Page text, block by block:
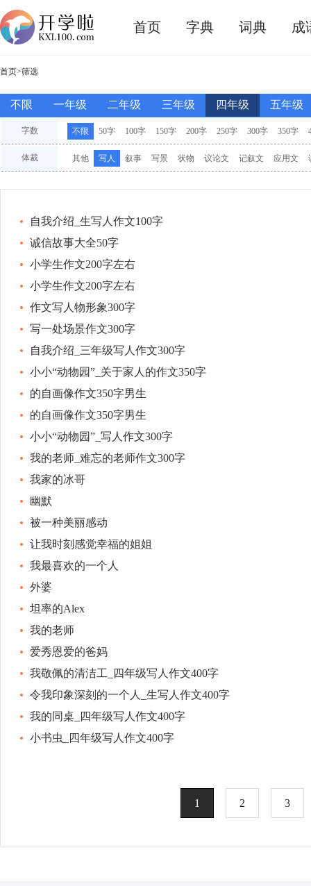
首页 字典 词典 成
首页>筛选
不限 一年级 二年级 三年级 四年级 五年级
字数 不限 50字 100字 150字 200字 250字 300字 350字
3000字
其他
体裁
其他 写人 叙事 写景 状物 议论文 记叙文 应用文
自我介绍_生写人作文100字
诚信故事大全50字
小学生作文200字左右
小学生作文200字左右
作文写人物形象300字
写一处场景作文300字
自我介绍_三年级写人作文300字
小小“动物园”_关于家人的作文350字
的自画像作文350字男生
的自画像作文350字男生
小小“动物园”_写人作文300字
我的老师_难忘的老师作文300字
我家的冰哥
幽默
被一种美丽感动
让我时刻感觉幸福的姐姐
我最喜欢的一个人
外婆
坦率的Alex
我的老师
爱秀恩爱的爸妈
我敬佩的清洁工_四年级写人作文400字
令我印象深刻的一个人_生写人作文400字
我的同桌_四年级写人作文400字
小书虫_四年级写人作文400字
1 2 3